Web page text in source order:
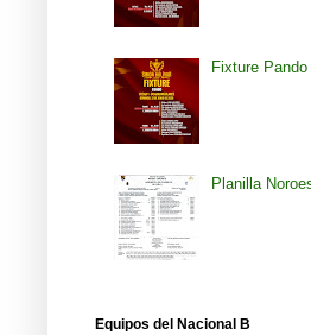
Fixture
Planilla
Equipos del Nacional B